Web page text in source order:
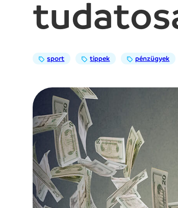
sport tippek pénzügyek